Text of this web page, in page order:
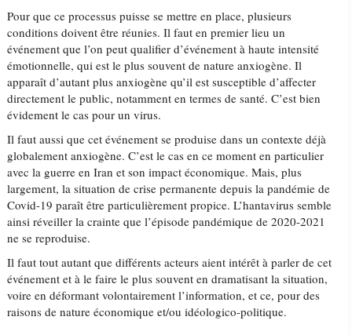
Pour que ce processus puisse se mettre en place, plusieurs
conditions doivent être réunies. Il faut en premier lieu un
événement que l’on peut qualifier d’événement à haute intensité
émotionnelle, qui est le plus souvent de nature anxiogène. Il
apparaît d’autant plus anxiogène qu’il est susceptible d’affecter
directement le public, notamment en termes de santé. C’est bien
évidement le cas pour un virus.
Il faut aussi que cet événement se produise dans un contexte déjà
globalement anxiogène. C’est le cas en ce moment en particulier
avec la guerre en Iran et son impact économique. Mais, plus
largement, la situation de crise permanente depuis la pandémie de
Covid-19 paraît être particulièrement propice. L’hantavirus semble
ainsi réveiller la crainte que l’épisode pandémique de 2020-2021
ne se reproduise.
Il faut tout autant que différents acteurs aient intérêt à parler de cet
événement et à le faire le plus souvent en dramatisant la situation,
voire en déformant volontairement l’information, et ce, pour des
raisons de nature économique et/ou idéologico-politique.